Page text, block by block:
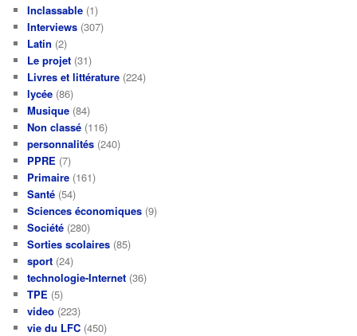
Inclassable (1)
Interviews (307)
Latin (2)
Le projet (31)
Livres et littérature (224)
lycée (86)
Musique (84)
Non classé (116)
personnalités (240)
PPRE (7)
Primaire (161)
Santé (54)
Sciences économiques (9)
Société (280)
Sorties scolaires (85)
sport (24)
technologie-Internet (36)
TPE (5)
video (223)
vie du LFC (450)